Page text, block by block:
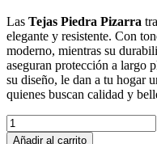
Las Tejas Piedra Pizarra
elegante y resistente. Con
moderno, mientras su
aseguran protección a largo
su diseño, le dan a tu hogar
quienes buscan calidad y
Tejas
deAñadir al carrito